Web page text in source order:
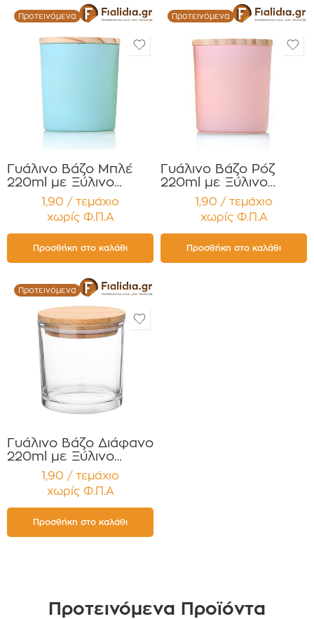
Προτεινόμενα
Γυάλινο Βάζο Μπλέ
220ml με Ξύλινο
Καπάκι για Κεριά
Συσκευασία 12
τεμαχίων
1,90 / τεμάχιο
χωρίς Φ.Π.Α
Προσθήκη στο καλάθι
Προτεινόμενα
Γυάλινο Βάζο Ρόζ
220ml με Ξύλινο
Καπάκι για Κεριά
Συσκευασία 12
τεμαχίων
1,90 / τεμάχιο
χωρίς Φ.Π.Α
Προσθήκη στο καλάθι
Προτεινόμενα
Γυάλινο Βάζο Διάφανο
220ml με Ξύλινο
Καπάκι για Κεριά
Συσκευασία 12
τεμαχίων
1,90 / τεμάχιο
χωρίς Φ.Π.Α
Προσθήκη στο καλάθι
Προτεινόμενα Προϊόντα